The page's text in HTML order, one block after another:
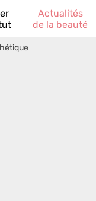
Actualités
de la beauté